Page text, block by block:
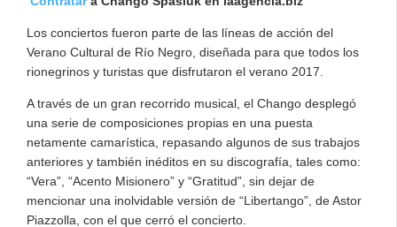
Los conciertos fueron parte de las líneas de acción del
Verano Cultural de Río Negro, diseñada para que todos los
rionegrinos y turistas que disfrutaron el verano 2017.
A través de un gran recorrido musical, el Chango desplegó
una serie de composiciones propias en una puesta
netamente camarística, repasando algunos de sus trabajos
anteriores y también inéditos en su discografía, tales como:
“Vera”, “Acento Misionero” y “Gratitud”, sin dejar de
mencionar una inolvidable versión de “Libertango”, de Astor
Piazzolla, con el que cerró el concierto.